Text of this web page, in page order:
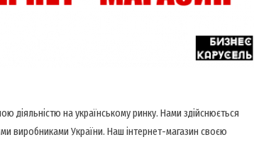
діяльністю на українському ринку. Нами здійснюється
виробниками України. Наш інтернет-магазин своєю